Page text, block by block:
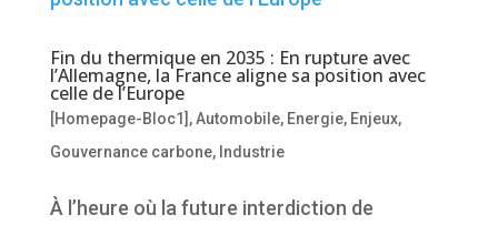
Fin du thermique en 2035 : En rupture avec
l’Allemagne, la France aligne sa position avec
celle de l’Europe
[Homepage-Bloc1] ,Automobile, Energie, Enjeux,
Gouvernance carbone, Industrie
À l’heure où la future interdiction de